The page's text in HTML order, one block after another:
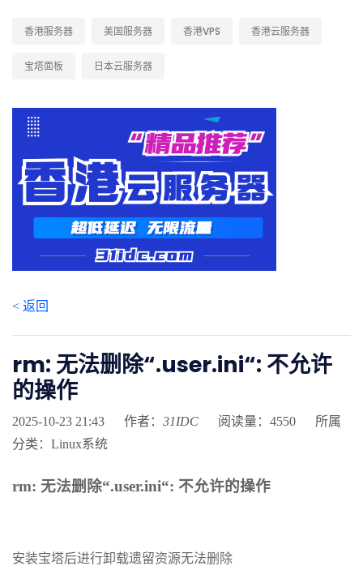
香港服务器 美国服务器 香港VPS 香港云服务器
宝塔面板 日本云服务器
< 返回
rm: 无法删除“.user.ini“: 不允许
的操作
2025-10-23 21:43 作者： 31IDC 阅读量：4550
所属
分类：Linux系统
rm: 无法删除“.user.ini“: 不允许的操作
安装宝塔后进行卸载遗留资源无法删除